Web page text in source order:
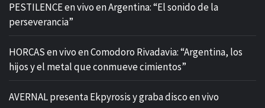
PESTILENCE en vivo en Argentina: “El sonido de la
perseverancia”
HORCAS en vivo en Comodoro Rivadavia: “Argentina, los
hijos y el metal que conmueve cimientos”
AVERNAL presenta Ekpyrosis y graba disco en vivo